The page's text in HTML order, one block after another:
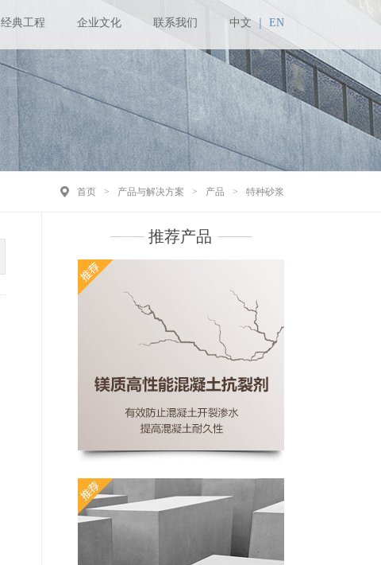
中文 ｜ EN
经典工程 企业文化 联系我们
首页 > 产品与解决方案 > 产品 > 特种砂浆
推荐产品